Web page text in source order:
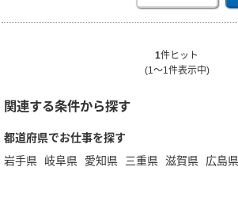
1件ヒット
(1～1件表示中)
関連する条件から探す
都道府県でお仕事を探す
岩手県
岐阜県 愛知県 三重県 滋賀県 広島県